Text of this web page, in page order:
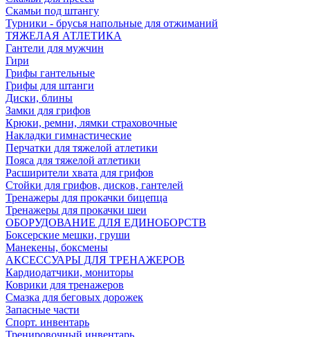
Скамьи под штангу
Турники - брусья напольные для отжиманий
ТЯЖЕЛАЯ АТЛЕТИКА
Гантели для мужчин
Гири
Грифы гантельные
Грифы для штанги
Диски, блины
Замки для грифов
Крюки, ремни, лямки страховочные
Накладки гимнастические
Перчатки для тяжелой атлетики
Пояса для тяжелой атлетики
Расширители хвата для грифов
Стойки для грифов, дисков, гантелей
Тренажеры для прокачки бицепца
Тренажеры для прокачки шеи
ОБОРУДОВАНИЕ ДЛЯ ЕДИНОБОРСТВ
Боксерские мешки, груши
Манекены, боксмены
АКСЕССУАРЫ ДЛЯ ТРЕНАЖЕРОВ
Кардиодатчики, мониторы
Коврики для тренажеров
Смазка для беговых дорожек
Запасные части
Спорт. инвентарь
Тренировочный инвентарь